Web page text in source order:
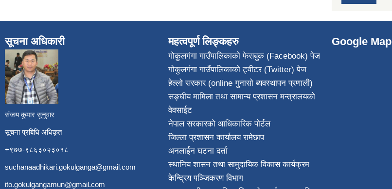
सूचना अधिकारी
संजय कुमार सुनुवार
सूचना प्रबिधि अधिकृत
+९७७-९८६३०२३०१८
suchanaadhikari.gokulganga@gmail.com
ito.gokulgangamun@gmail.com
महत्वपूर्ण लिङ्कहरु
गोकुलगंगा गाउँपालिकाको फेसबुक (Facebook) पेज
गोकुलगंगा गाउँपालिकाको ट्वीटर (Twitter) पेज
हेल्लो सरकार (online गुनासो ब्यवस्थापन प्रणाली)
सङ्घीय मामिला तथा सामान्य प्रशासन मन्त्रालयको
वेवसाईट
नेपाल सरकारको आधिकारिक पोर्टल
जिल्ला प्रशासन कार्यालय रामेछाप
अनलाईन घटना दर्ता
स्थानिय शासन तथा सामुदायिक विकास कार्यक्रम
केन्द्रिय पञ्जिकरण विभाग
Google Map